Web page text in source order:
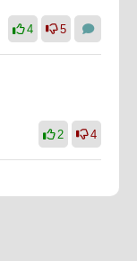
4 5
2 4